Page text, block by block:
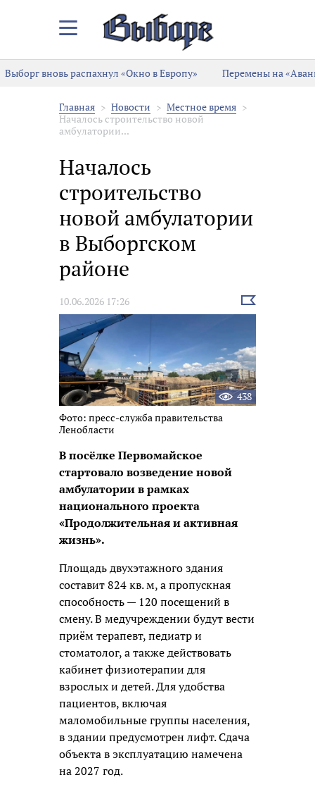
Закрыть/
меню
Выборг вновь распахнул «Окно в Европу»
Перемены на
Главная Новости
Местное время
Началось строительство новой
амбулатории...
Началось
строительство
новой амбулатории
в Выборгском
районе
10.06.2026 17:26
Выбрать
новость
438
Фото: пресс-служба правительства
Ленобласти
В посёлке Первомайское
стартовало возведение новой
амбулатории в рамках
национального проекта
«Продолжительная и активная
жизнь».
Площадь двухэтажного здания
составит 824 кв. м, а пропускная
способность — 120 посещений в
смену. В медучреждении будут вести
приём терапевт, педиатр и
стоматолог, а также действовать
кабинет физиотерапии для
взрослых и детей. Для удобства
пациентов, включая
маломобильные группы населения,
в здании предусмотрен лифт. Сдача
объекта в эксплуатацию намечена
на 2027 год.